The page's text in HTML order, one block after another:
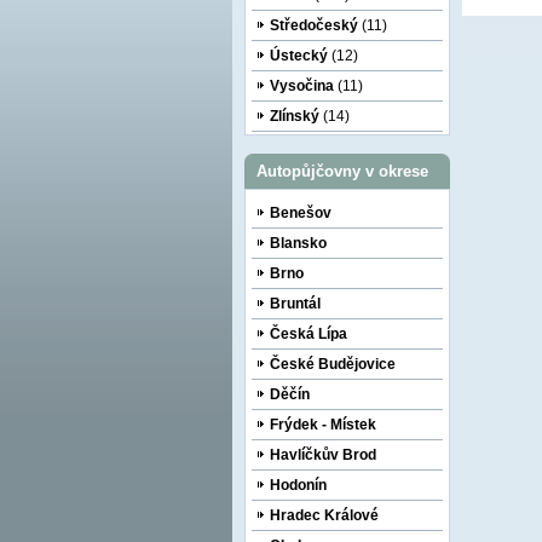
Středočeský (11)
Ústecký (12)
Vysočina (11)
Zlínský (14)
Autopůjčovny v okrese
Benešov
Blansko
Brno
Bruntál
Česká Lípa
České Budějovice
Děčín
Frýdek - Místek
Havlíčkův Brod
Hodonín
Hradec Králové